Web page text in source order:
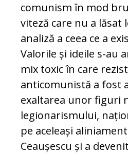
comunism în mod
viteză care nu a lăsat
analiză a ceea ce a
Valorile și ideile s-au
mix toxic în care
anticomunistă a fost
exaltarea unor figuri
legionarismului,
pe aceleași
Ceaușescu și a